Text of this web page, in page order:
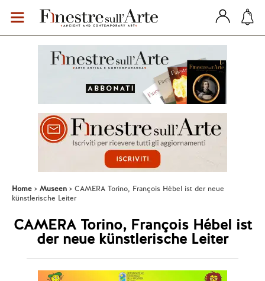
Home Museen
CAMERA Torino, François Hébel ist der neue
künstlerische Leiter
CAMERA Torino, François Hébel ist
der neue künstlerische Leiter